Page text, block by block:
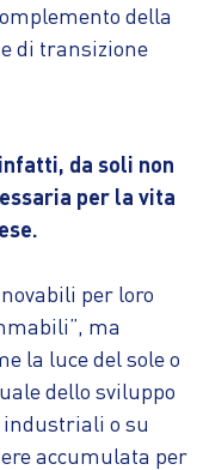
della
di transizione
da soli non
per la vita
per loro
ma
la luce del sole o
dello sviluppo
o su
accumulata per